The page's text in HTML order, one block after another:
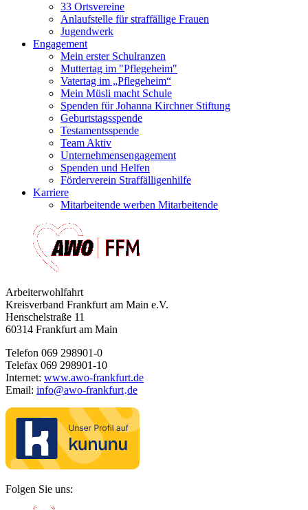
33 Ortsvereine
Anlaufstelle für straffällige Frauen
Jugendwerk
Engagement
Mein erster Schulranzen
Muttertag im "Pflegeheim"
Vatertag im „Pflegeheim“
Mein Müsli macht Schule
Spenden für Johanna Kirchner Stiftung
Geburtstagsspende
Testamentsspende
Team Aktiv
Unternehmensengagement
Spenden und Helfen
Förderverein Straffälligenhilfe
Karriere
Mitarbeitende werben Mitarbeitende
Arbeiterwohlfahrt
Kreisverband Frankfurt am Main e.V.
Henschelstraße 11
60314 Frankfurt am Main
Telefon 069 298901-0
Telefax 069 298901-10
Internet: www.awo-frankfurt.de
Email: info@awo-frankfurt·de
Folgen Sie uns: